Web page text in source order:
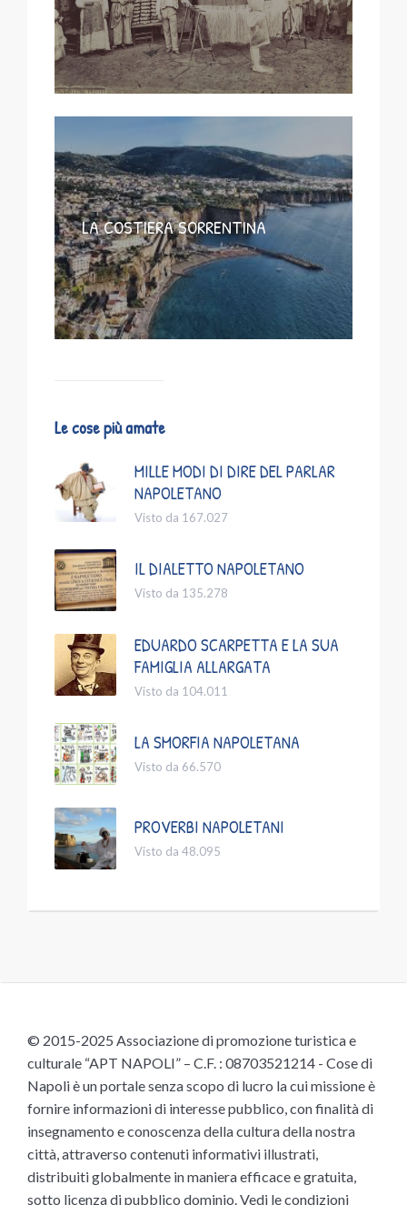
LA COSTIERA SORRENTINA
Le cose più amate
MILLE MODI DI DIRE DEL PARLAR
NAPOLETANO
Visto da 167.027
IL DIALETTO NAPOLETANO
Visto da 135.278
EDUARDO SCARPETTA E LA SUA
FAMIGLIA ALLARGATA
Visto da 104.011
LA SMORFIA NAPOLETANA
Visto da 66.570
PROVERBI NAPOLETANI
Visto da 48.095
© 2015-2025 Associazione di promozione turistica e
culturale “APT NAPOLI” – C.F. : 08703521214 - Cose di
Napoli è un portale senza scopo di lucro la cui missione è
fornire informazioni di interesse pubblico, con finalità di
insegnamento e conoscenza della cultura della nostra
città, attraverso contenuti informativi illustrati,
distribuiti globalmente in maniera efficace e gratuita,
sotto licenza di pubblico dominio.Vedi le condizioni